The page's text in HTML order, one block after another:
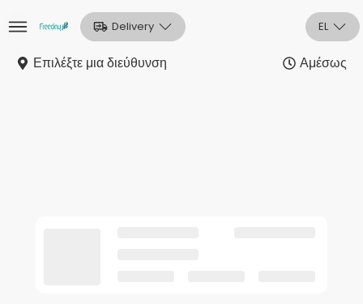
Αρχική
Delivery EL
Επιλέξτε μια διεύθυνση Αμέσως